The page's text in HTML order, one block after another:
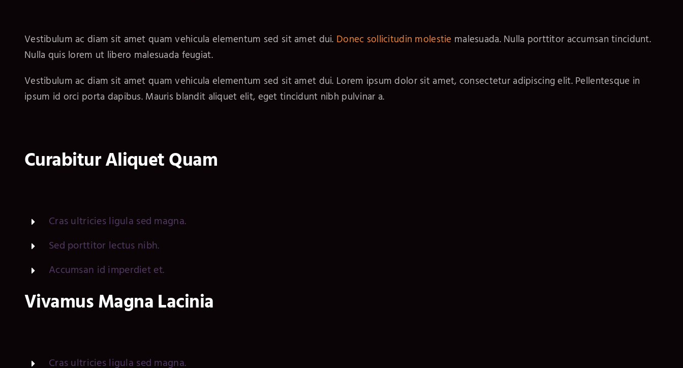
Vestibulum ac diam sit amet quam vehicula elementum sed sit amet dui. Donec sollicitudin molestie malesuada. Nulla porttitor accumsan tincidunt.
Nulla quis lorem ut libero malesuada feugiat.
Vestibulum ac diam sit amet quam vehicula elementum sed sit amet dui. Lorem ipsum dolor sit amet, consectetur adipiscing elit. Pellentesque in
ipsum id orci porta dapibus. Mauris blandit aliquet elit, eget tincidunt nibh pulvinar a.
Curabitur Aliquet Quam
Cras ultricies ligula sed magna.
Sed porttitor lectus nibh.
Accumsan id imperdiet et.
Vivamus Magna Lacinia
Cras ultricies ligula sed magna.